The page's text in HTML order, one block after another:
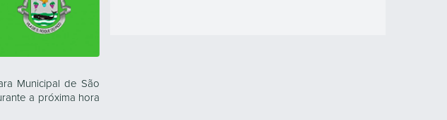
Municipal de São
a próxima hora